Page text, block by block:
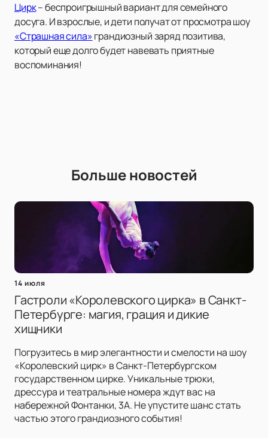
Цирк– беспроигрышный вариант для семейного
досуга. И взрослые, и дети получат от просмотра шоу
«Страшная сила»грандиозный заряд позитива,
который еще долго будет навевать приятные
воспоминания!
Больше новостей
14 июля
Гастроли «Королевского цирка» в Санкт-
Петербурге: магия, грация и дикие
хищники
Погрузитесь в мир элегантности и смелости на шоу
«Королевский цирк» в Санкт-Петербургском
государственном цирке. Уникальные трюки,
дрессура и театральные номера ждут вас на
набережной Фонтанки, 3А. Не упустите шанс стать
частью этого грандиозного события!